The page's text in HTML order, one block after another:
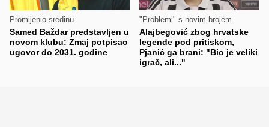
Promijenio sredinu
Samed Baždar predstavljen u
novom klubu: Zmaj potpisao
ugovor do 2031. godine
"Problemi" s novim brojem
Alajbegović zbog hrvatske
legende pod pritiskom,
Pjanić ga brani: "Bio je veliki
igrač, ali..."